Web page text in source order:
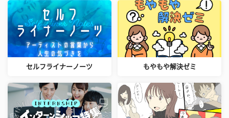
セルフライナーノーツ もやもや解決ゼミ